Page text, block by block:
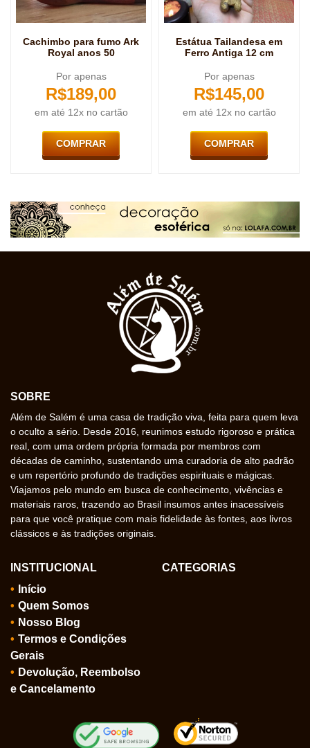
Cachimbo para fumo Ark
Royal anos 50
Por apenas
R$189,00
em até 12x no cartão
COMPRAR
Estátua Tailandesa em
Ferro Antiga 12 cm
Por apenas
R$145,00
em até 12x no cartão
COMPRAR
SOBRE
Além de Salém é uma casa de tradição viva, feita para quem leva
o oculto a sério. Desde 2016, reunimos estudo rigoroso e prática
real, com uma ordem própria formada por membros com
décadas de caminho, sustentando uma curadoria de alto padrão
e um repertório profundo de tradições espirituais e mágicas.
Viajamos pelo mundo em busca de conhecimento, vivências e
materiais raros, trazendo ao Brasil insumos antes inacessíveis
para que você pratique com mais fidelidade às fontes, aos livros
clássicos e às tradições originais.
INSTITUCIONAL
Início
Quem Somos
Nosso Blog
Termos e Condições
Gerais
Devolução, Reembolso
e Cancelamento
CATEGORIAS